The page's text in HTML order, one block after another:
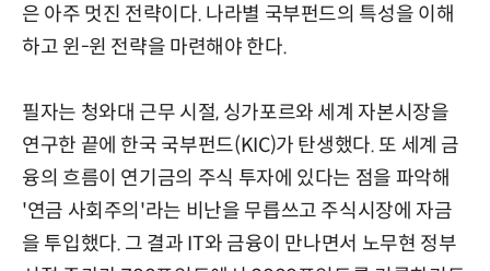
은 아주 멋진 전략이다. 나라별 국부펀드의 특성을 이해
하고 윈-윈 전략을 마련해야 한다.
필자는 청와대 근무 시절, 싱가포르와 세계 자본시장을
연구한 끝에 한국 국부펀드(KIC)가 탄생했다. 또 세계 금
융의 흐름이 연기금의 주식 투자에 있다는 점을 파악해
'연금 사회주의'라는 비난을 무릅쓰고 주식시장에 자금
을 투입했다. 그 결과 IT와 금융이 만나면서 노무현 정부